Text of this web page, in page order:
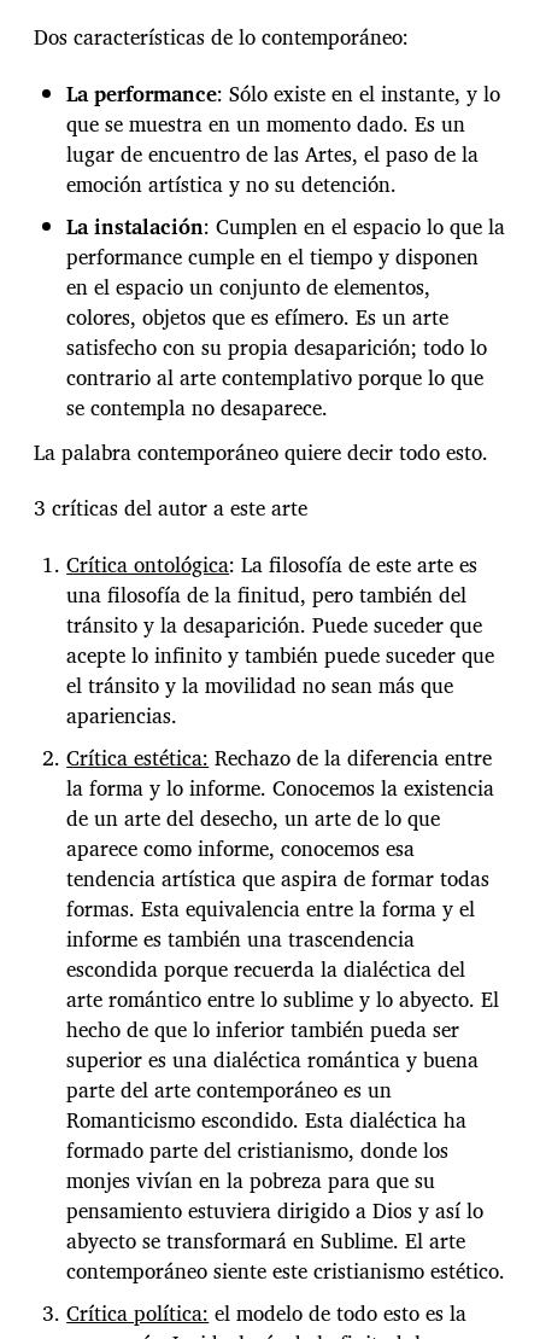
Dos características de lo contemporáneo:
La performance: Sólo existe en el instante, y lo
que se muestra en un momento dado. Es un
lugar de encuentro de las Artes, el paso de la
emoción artística y no su detención.
La instalación: Cumplen en el espacio lo que la
performance cumple en el tiempo y disponen
en el espacio un conjunto de elementos,
colores, objetos que es efímero. Es un arte
satisfecho con su propia desaparición; todo lo
contrario al arte contemplativo porque lo que
se contempla no desaparece.
La palabra contemporáneo quiere decir todo esto.
3 críticas del autor a este arte
Crítica ontológica: La filosofía de este arte es
una filosofía de la finitud, pero también del
tránsito y la desaparición. Puede suceder que
acepte lo infinito y también puede suceder que
el tránsito y la movilidad no sean más que
apariencias.
Crítica estética: Rechazo de la diferencia entre
la forma y lo informe. Conocemos la existencia
de un arte del desecho, un arte de lo que
aparece como informe, conocemos esa
tendencia artística que aspira de formar todas
formas. Esta equivalencia entre la forma y el
informe es también una trascendencia
escondida porque recuerda la dialéctica del
arte romántico entre lo sublime y lo abyecto. El
hecho de que lo inferior también pueda ser
superior es una dialéctica romántica y buena
parte del arte contemporáneo es un
Romanticismo escondido. Esta dialéctica ha
formado parte del cristianismo, donde los
monjes vivían en la pobreza para que su
pensamiento estuviera dirigido a Dios y así lo
abyecto se transformará en Sublime. El arte
contemporáneo siente este cristianismo estético.
Crítica política: el modelo de todo esto es la